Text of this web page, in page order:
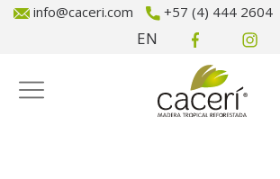
info@caceri.com +57 (4) 444 2604
EN